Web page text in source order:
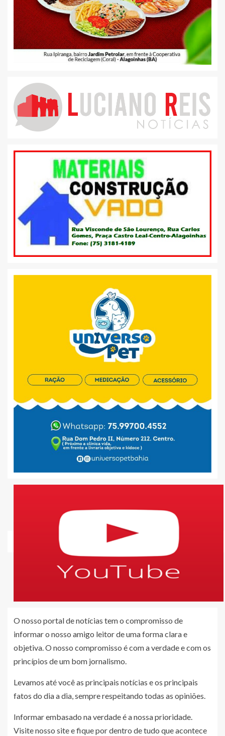
O nosso portal de notícias tem o compromisso de
informar o nosso amigo leitor de uma forma clara e
objetiva. O nosso compromisso é com a verdade e com os
princípios de um bom jornalismo.
Levamos até você as principais notícias e os principais
fatos do dia a dia, sempre respeitando todas as opiniões.
Informar embasado na verdade é a nossa prioridade.
Visite nosso site e fique por dentro de tudo que acontece